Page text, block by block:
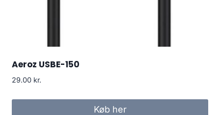
Aeroz USBE-150
29.00 kr.
Køb her